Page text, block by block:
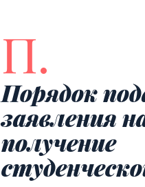
П.
Порядок
заявления
получение